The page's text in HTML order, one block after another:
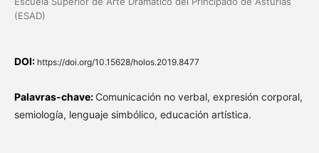
(ESAD)
DOI: https://doi.org/10.15628/holos.2019.8477
Palavras-chave: Comunicación no verbal, expresión corporal,
semiología, lenguaje simbólico, educación artística.